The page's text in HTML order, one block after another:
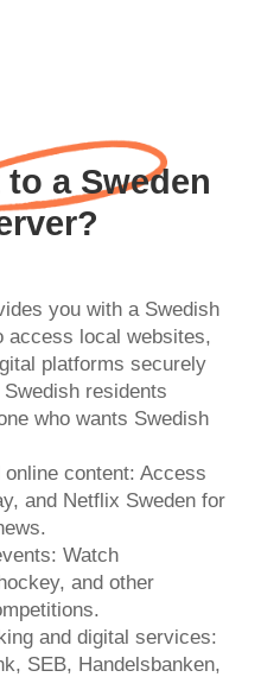
a Sweden
you with a Swedish
access local websites,
platforms securely
residents
who wants Swedish
content: Access
and Netflix Sweden for
Watch
and other
and digital services:
SEB, Handelsbanken,